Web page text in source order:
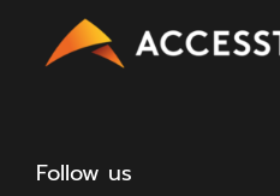
Follow us